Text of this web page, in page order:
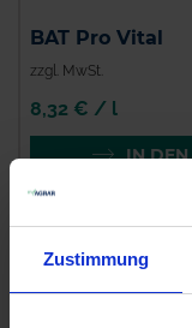
Zustimmung
BAT Pro Vital
zzgl. MwSt.
8,32 € / l
IN DEN